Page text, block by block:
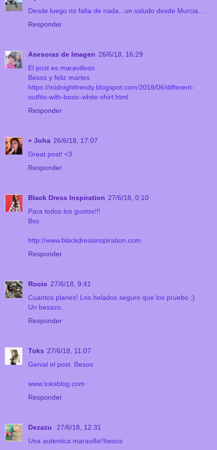
Desde luego no falta de nada...un saludo desde Murcia....
Responder
Asesoras de Imagen 26/6/18, 16:29
El post es maravilloso
Besos y feliz martes
https://midnighttrendy.blogspot.com/2018/06/different-
outfits-with-basic-white-shirt.html
Responder
» Joha 26/6/18, 17:07
Great post! <3
Responder
Black Dress Inspiration 27/6/18, 0:10
Para todos los gustos!!!
Bss
http://www.blackdressinspiration.com
Responder
Rocio 27/6/18, 9:41
Cuantos planes! Los helados seguro que los pruebo ;)
Un besazo.
Responder
Toks 27/6/18, 11:07
Genial el post. Besos
www.toksblog.com
Responder
Dezazu
27/6/18, 12:31
Una autentica maravilla!!besos